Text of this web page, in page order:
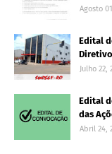
Agosto
Edital
Diretivo
Julho 22,
Edital
das
Abril 24,